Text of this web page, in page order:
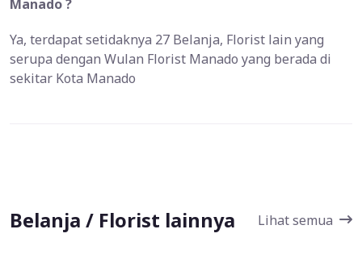
Manado ?
Ya, terdapat setidaknya 27 Belanja, Florist lain yang
serupa dengan Wulan Florist Manado yang berada di
sekitar Kota Manado
Belanja / Florist lainnya Lihat semua